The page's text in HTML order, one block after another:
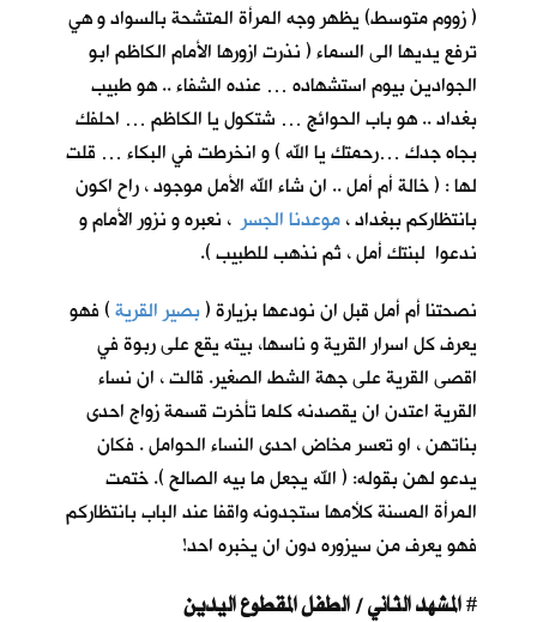
( زووم متوسط) يظهر وجه المرأة المتشحة بالسواد و هي
ترفع يديها الى السماء ( نذرت ازورها الأمام الكاظم ابو
الجوادين بيوم استشهاده … عنده الشفاء .. هو طبيب
بغداد .. هو باب الحوائج … شتكول يا الكاظم … احلفك
بجاه جدك …رحمتك يا الله ) و انخرطت في البكاء … قلت
لها : ( خالة أم أمل .. ان شاء الله الأمل موجود ، راح اكون
بانتظاركم ببغداد ،موعدنا الجسر ، نعبره و نزور الأمام و
ندعوا لبنتك أمل ، ثم نذهب للطبيب ).
نصحتنا أم أمل قبل ان نودعها بزيارة (بصير القرية) فهو
يعرف كل اسرار القرية و ناسها، بيته يقع على ربوة في
اقصى القرية على جهة الشط الصغير. قالت ، ان نساء
القرية اعتدن ان يقصدنه كلما تأخرت قسمة زواج احدى
بناتهن ، او تعسر مخاض احدى النساء الحوامل . فكان
يدعو لهن بقوله: ( الله يجعل ما بيه الصالح ). ختمت
المرأة المسنة كلأمها ستجدونه واقفا عند الباب بانتظاركم
فهو يعرف من سيزوره دون ان يخبره احد!
# المشهد الثاني / الطفل المقطوع اليدين